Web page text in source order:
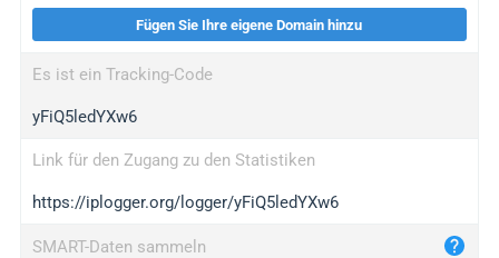
wl.gl
ed.tc
bc.ax
iplogger.com
maper.info
Fügen Sie Ihre eigene Domain hinzu
Es ist ein Tracking-Code
yFiQ5ledYXw6
Link für den Zugang zu den Statistiken
https://iplogger.org/logger/yFiQ5ledYXw6
SMART-Daten sammeln